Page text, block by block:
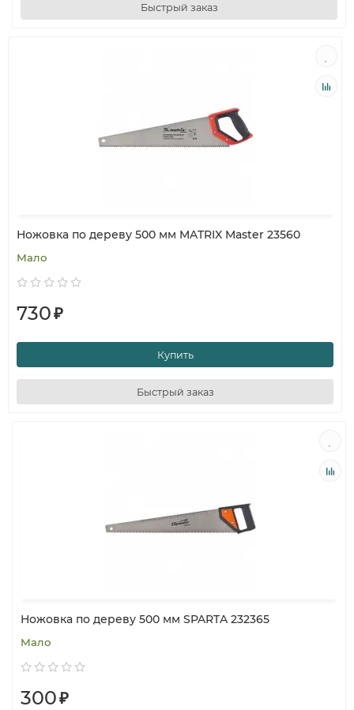
Быстрый заказ
Ножовка по дереву 500 мм MATRIX Master 23560
Мало
730₽
Купить
Быстрый заказ
Ножовка по дереву 500 мм SPARTA 232365
Мало
300₽